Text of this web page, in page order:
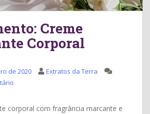
Creme
Corporal
de 2020
Extratos da Terra
corporal com fragrância marcante e